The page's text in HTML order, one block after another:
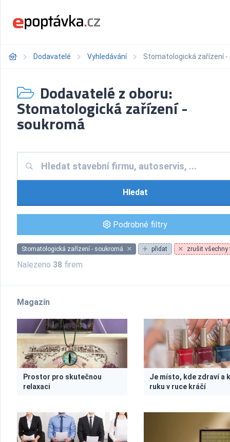
Dodavatelé Vyhledávání Stomatologická zařízení -
Dodavatelé z oboru:
Stomatologická zařízení -
soukromá
Hledat
Podrobné filtry
Stomatologická zařízení - soukromá přidat zrušit všechny
Nalezeno 38 firem
Magazín
Prostor pro skutečnou
relaxaci
Je místo, kde zdraví a
ruku v ruce kráčí